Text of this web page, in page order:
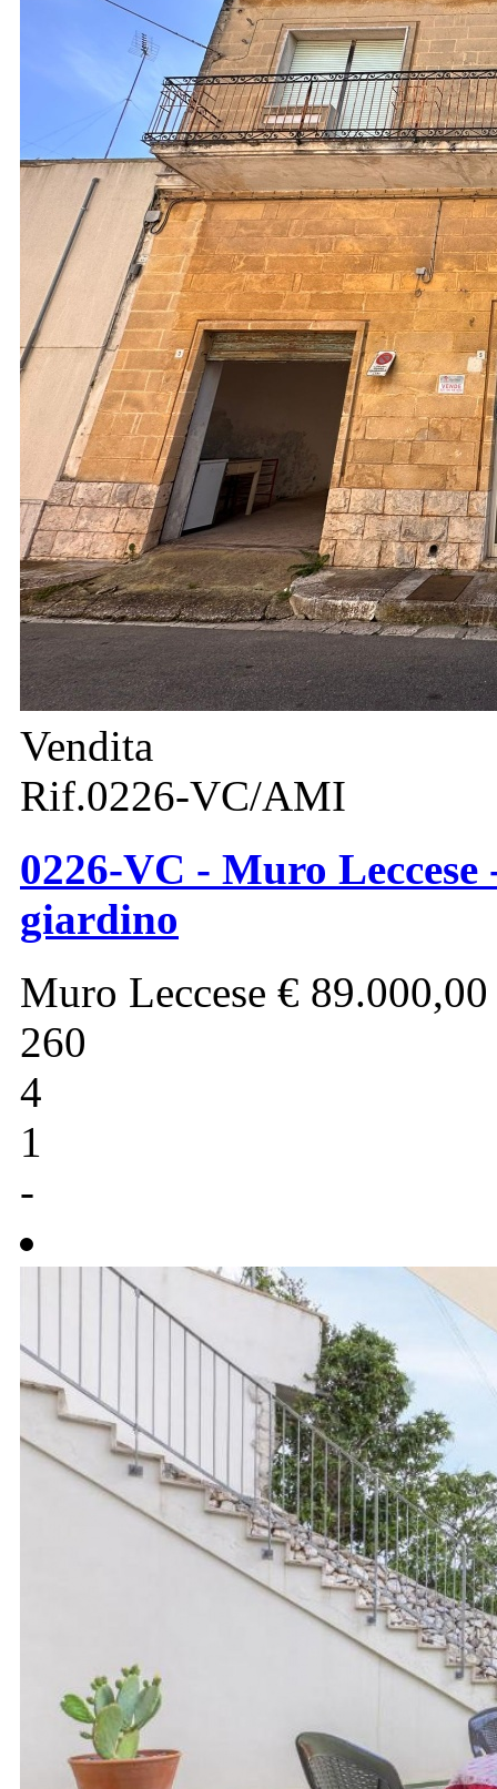
Vendita
Rif.0226-VC/AMI
0226-VC - Muro
giardino
Muro Leccese € 89.000,00
260
4
1
-